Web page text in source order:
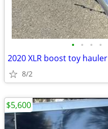
• • • •
2020 XLR boost toy hauler
8/2
$5,600